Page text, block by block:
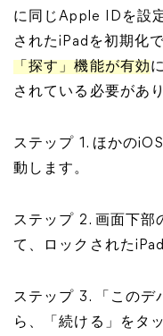
に同じApple IDを設
されたiPadを初期化
「探す」機能が有効
されている必要があ
ステップ 1. ほかの
動します。
ステップ 2. 画面下部
て、ロックされた
ステップ 3. 「このデ
ら、「続ける」をタ